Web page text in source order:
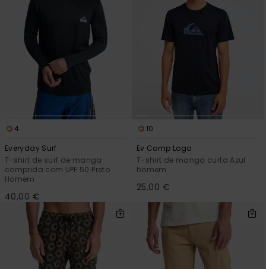
4
Everyday Surf
T-shirt de surf de manga
comprida com UPF 50 Preto
Homem
40,00 €
10
Ev Comp Logo
T-shirt de manga curta Azul
homem
25,00 €